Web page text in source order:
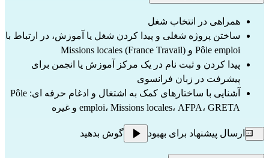
همراهی در انتخاب شغل
ساختن پروژه شغلی و پیدا کردن شغل یا آموزش، در ارتباط با
Pôle emploi و Missions locales (France Travail)
پیدا کردن و ثبت نام در یک مرکز آموزش یا انجمن برای
پیشرفت در زبان فرانسوی
آشنایی با ساختارهای کمک به اشتغال و ادغام حرفه ای: Pôle
emploi، Missions locales، AFPA، GRETA و غیره
ارسال پیشنهاد برای بهبود گوش بدهید